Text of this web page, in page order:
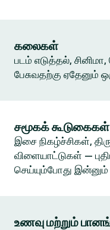
கலைகள்
படம் எடுத்தல்,
பேசுவதற்கு
சமூகக் கூடுகைகள்
இசை நிகழ்ச்சிகள்,
விளையாட்டுகள் —
செய்யும்போது இன்னும்
உணவு மற்றும்